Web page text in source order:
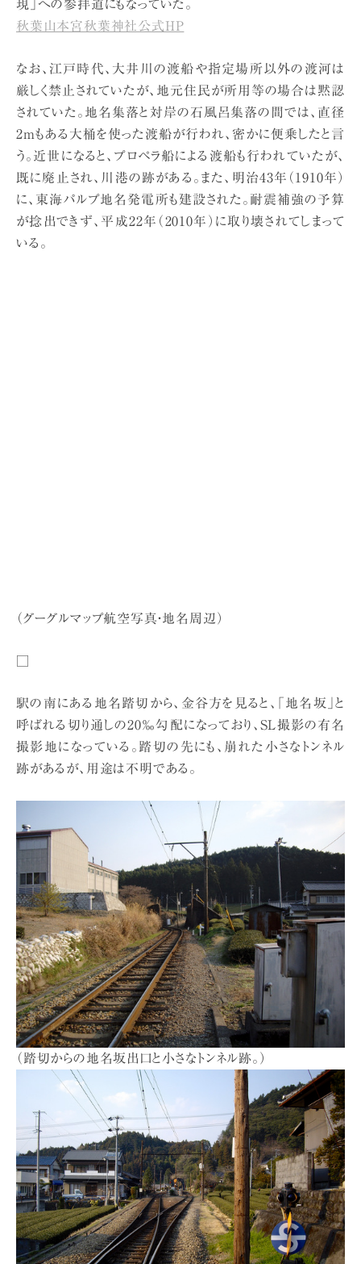
現」への参拝道にもなっていた。
秋葉山本宮秋葉神社公式HP
なお、江戸時代、大井川の渡船や指定場所以外の渡河は
厳しく禁止されていたが、地元住民が所用等の場合は黙認
されていた。地名集落と対岸の石風呂集落の間では、直径
2mもある大桶を使った渡船が行われ、密かに便乗したと言
う。近世になると、プロペラ船による渡船も行われていたが、
既に廃止され、川港の跡がある。また、明治43年（1910年）
に、東海パルプ地名発電所も建設された。耐震補強の予算
が捻出できず、平成22年（2010年）に取り壊されてしまって
いる。
（グーグルマップ航空写真・地名周辺）
駅の南にある地名踏切から、金谷方を見ると、「地名坂」と
呼ばれる切り通しの20‰勾配になっており、SL撮影の有名
撮影地になっている。踏切の先にも、崩れた小さなトンネル
跡があるが、用途は不明である。
（踏切からの地名坂出口と小さなトンネル跡。）